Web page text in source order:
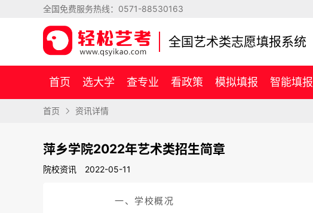
全国免费服务热线： 0571-88530163
全国艺术类志愿填报系统
首页 选大学 查专业 看政策 模拟填报 智能填报
首页 资讯详情
萍乡学院2022年艺术类招生简章
院校资讯 2022-05-11
一、学校概况